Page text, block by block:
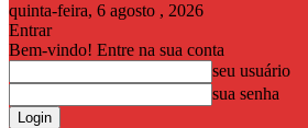
quinta-feira, 6 agosto , 2026
Entrar
Bem-vindo! Entre na sua conta
seu usuário
sua senha